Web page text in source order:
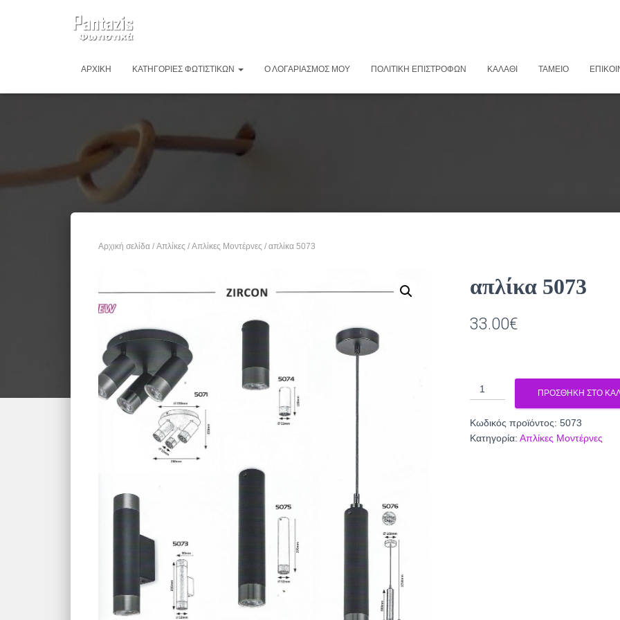
ΑΡΧΙΚΉ ΚΑΤΗΓΟΡΊΕΣ ΦΩΤΙΣΤΙΚΏΝ Ο ΛΟΓΑΡΙΑΣΜΌΣ ΜΟΥ ΠΟΛΙΤΙΚΉ ΕΠΙΣΤΡΟΦΏΝ ΚΑΛΆΘΙ ΤΑΜΕΊΟ
Αρχική σελίδα / Απλίκες / Απλίκες Μοντέρνες / απλίκα 5073
απλίκα 5073
33.00€
απλίκα
5073
ΠΡΟΣΘΉΚΗ ΣΤΟ
Κωδικός προϊόντος: 5073
Κατηγορία: Απλίκες Μοντέρνες